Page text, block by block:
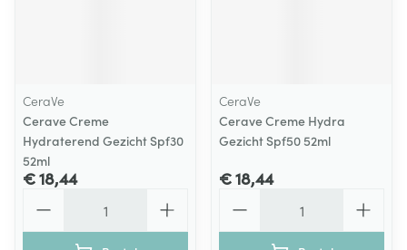
CeraVe
Cerave Creme
Hydraterend Gezicht Spf30
52ml
€ 18,44
CeraVe
Cerave Creme Hydra
Gezicht Spf50 52ml
€ 18,44